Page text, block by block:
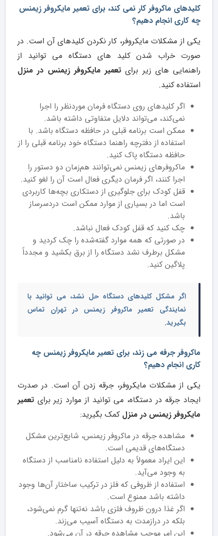
کلیدهای ماکروفر کار نمی کند، برای تعمیر مایکروفر زیمنس
چه کاری انجام دهیم؟
یکی از مشکلات مایکروفر، کار نکردن کلیدهای آن است. در
صورت خراب شدن کلید های دستگاه می توانید از
راهنمایی های زیر برایتعمیر مایکروفر زیمنس در منزل
استفاده کنید.
اگر کلیدهای روی دستگاه فرمان موردنظر را اجرا
نمی‌کند، می‌تواند دلایل متفاوتی داشته باشد.
ممکن است برنامه قبلی در حافظه دستگاه باشد. با
استفاده از دفترچه راهنما دستگاه خود برنامه قبلی را از
حافظه دستگاه پاک کنید.
ماکروفرهای زیمنس نمی‌توانند هم‌زمان دو دستور را
اجرا کنند، اگر فرمان دیگری فعال است آن را لغو کنید.
قفل کودک برای جلوگیری از دستکاری بچه‌ها کاربردی
است اما در بسیاری از موارد ممکن است دردسرساز
باشد.
چک کنید که قفل کودک فعال نباشد.
در صورتی که همه موارد گفته‌شده را چک کردید و
مشکل برطرف نشد دستگاه را از برق بکشید و مجدداً
پلاگین کنید.
اگر مشکل کلیدهای دستگاه حل نشد، می توانید با
نمایندگی تعمیر ماکروفر زیمنس در تهران تماس
بگیرید.
ماکروفر جرفه می زند، برای تعمیر مایکروفر زیمنس چه
کاری انجام دهیم؟
یکی از مشکلات مایکروفر، جرقه زدن آن است. در صدرت
ایجاد جرقه در دستگاه، می توانید از موارد زیر برای تعمیر
مایکروفر زیمنس در منزل کمک بگیرید:
مشاهده جرقه در ماکروفر زیمنس، شایع‌ترین مشکل
دستگاه‌های قدیمی است.
این ایراد معمولاً به دلیل استفاده نامناسب از دستگاه
به وجود می‌آید.
استفاده از ظروفی که فلز در ترکیب ساختار آن‌‌‌‌‌‌‌‌ها وجود
داشته باشد ممنوع است.
اگر غذا درون ظروف فلزی باشد نه‌تنها گرم نمی‌شود،
بلکه در درازمدت به دستگاه آسیب می‌زند.
این امر موجب مشاهده جرقه در آن می‌شود.